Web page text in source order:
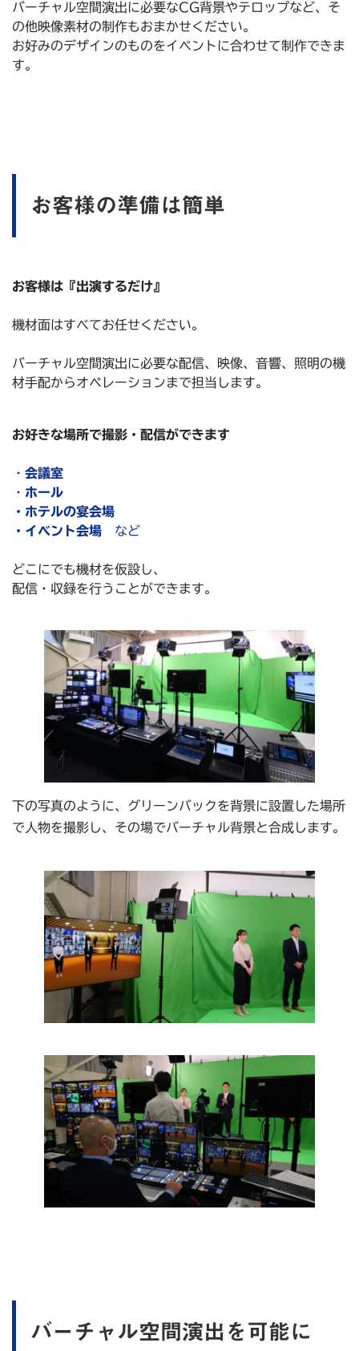
バーチャル空間演出に必要なCG背景やテロップなど、そ
の他映像素材の制作もおまかせください。
お好みのデザインのものをイベントに合わせて制作できま
す。
お客様の準備は簡単
お客様は『出演するだけ』
機材面はすべてお任せください。
バーチャル空間演出に必要な配信、映像、音響、照明の機
材手配からオペレーションまで担当します。
お好きな場所で撮影・配信ができます
・ 会議室
・ ホール
・ホテルの宴会場
・イベント会場 など
どこにでも機材を仮設し、
配信・収録を行うことができます。
下の写真のように、グリーンバックを背景に設置した場所
で人物を撮影し、その場でバーチャル背景と合成します。
バーチャル空間演出を可能に